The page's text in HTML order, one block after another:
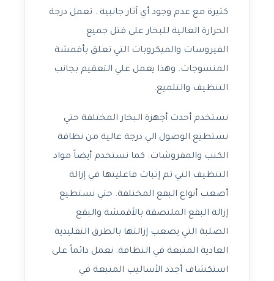
كثيرة مع عدم وجود أي آثار جانبية . تعمل درجة
الحرارة العالية للبخار على قتل جميع
الفيروسات والميكروبات التي تعلق بأقمشة
المنسوجات. وهذا يعمل علي التعقيم بجانب
التنظيف والتلميع.
نستخدم أحدث أجهزة البخار المختلفة حتي
نستطيع الوصول الي درجة عالية من نظافة
الكنب والمفروشات. كما نستخدم أيضاً مواد
التنظيف التي تم إثبات فاعليتها في إزالة
أصعب أنواع البقع المختلفة. حتي نستطيع
إزالة البقع الملتصقة بالأقمشة والبقع
الصلبة التي يصعب إزالتها بالطرق التقليدية
العادية المتبعة في النظافة. نعمل دائماً على
استكشاف أجدد الأساليب المتبعة في